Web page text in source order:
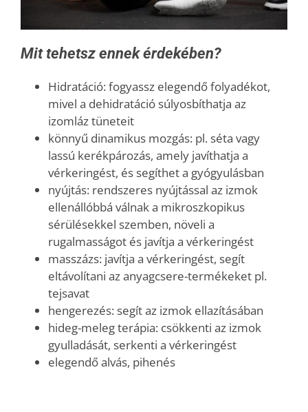
Mit tehetsz ennek érdekében?
Hidratáció: fogyassz elegendő folyadékot,
mivel a dehidratáció súlyosbíthatja az
izomláz tüneteit
könnyű dinamikus mozgás: pl. séta vagy
lassú kerékpározás, amely javíthatja a
vérkeringést, és segíthet a gyógyulásban
nyújtás: rendszeres nyújtással az izmok
ellenállóbbá válnak a mikroszkopikus
sérülésekkel szemben, növeli a
rugalmasságot és javítja a vérkeringést
masszázs: javítja a vérkeringést, segít
eltávolítani az anyagcsere-termékeket pl.
tejsavat
hengerezés: segít az izmok ellazításában
hideg-meleg terápia: csökkenti az izmok
gyulladását, serkenti a vérkeringést
elegendő alvás, pihenés